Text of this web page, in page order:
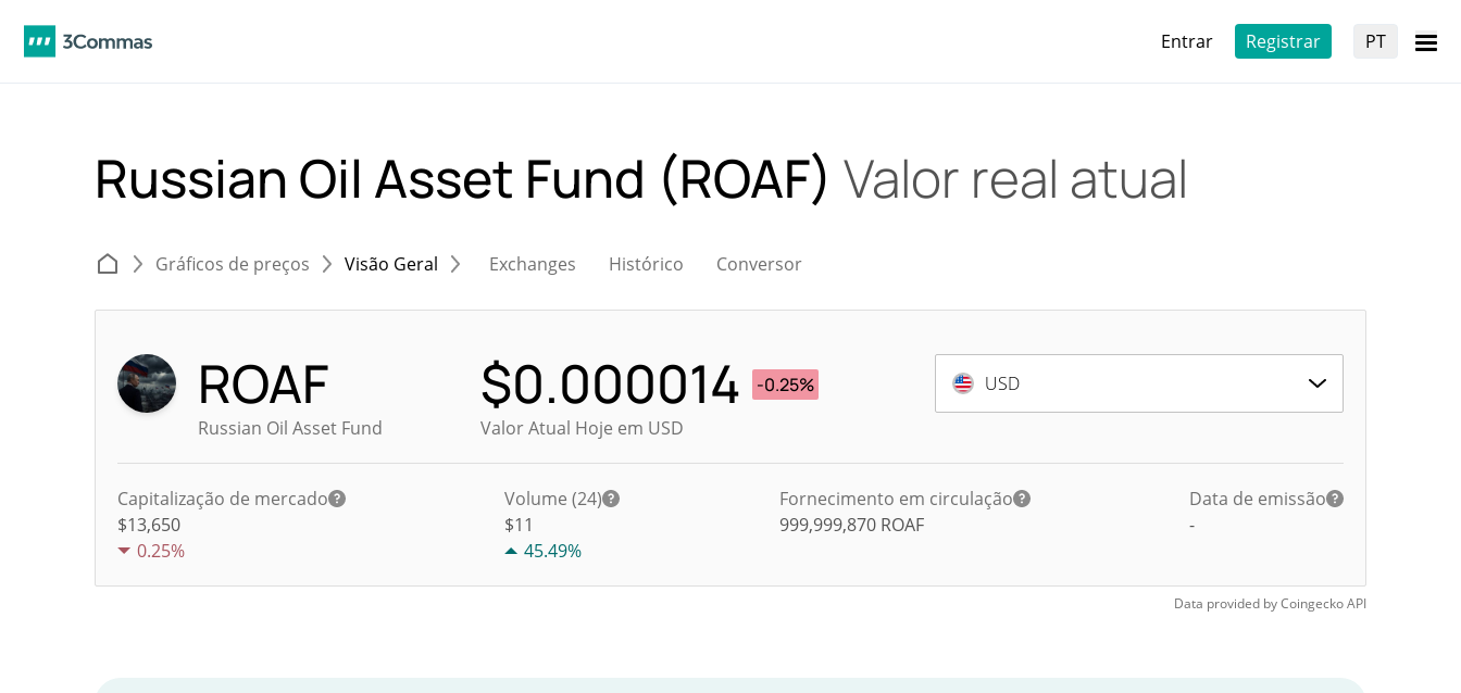
Entrar Registrar PT
Russian Oil Asset Fund (ROAF) Valor real atual
Gráficos de preços Visão Geral Exchanges Histórico Conversor
ROAF
Russian Oil Asset Fund
$0.000014
-0.25%
Valor Atual Hoje em USD
USD
Capitalização de mercado
$13,650
0.25%
Volume (24)
$11
45.49%
Fornecimento em circulação
999,999,870 ROAF
Data de emissão
-
Data provided byCoingeckoAPI